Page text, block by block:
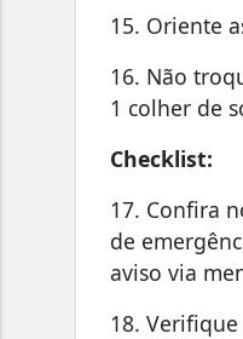
15. Oriente
16. Não
1 colher de
Checklist:
17. Confira
de
aviso via
18.